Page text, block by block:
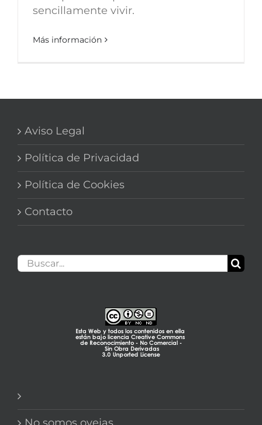
sencillamente vivir.
Más información
Aviso Legal
Política de Privacidad
Política de Cookies
Contacto
Buscar:
No somos ovejas